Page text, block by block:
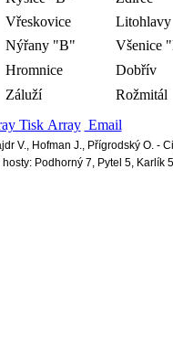
Vřeskovice
Litohlavy
Nýřany "B"
Všenice
Hromnice
Dobřív
Záluží Rožmitál
Tisk Array Email
V., Hofman J., Přígrodský O. -
Podhorný 7, Pytel 5, Karlík